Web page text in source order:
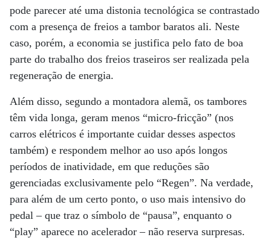
pode parecer até uma distonia tecnológica se contrastado
com a presença de freios a tambor baratos ali. Neste
caso, porém, a economia se justifica pelo fato de boa
parte do trabalho dos freios traseiros ser realizada pela
regeneração de energia.
Além disso, segundo a montadora alemã, os tambores
têm vida longa, geram menos “micro-fricção” (nos
carros elétricos é importante cuidar desses aspectos
também) e respondem melhor ao uso após longos
períodos de inatividade, em que reduções são
gerenciadas exclusivamente pelo “Regen”. Na verdade,
para além de um certo ponto, o uso mais intensivo do
pedal – que traz o símbolo de “pausa”, enquanto o
“play” aparece no acelerador – não reserva surpresas.